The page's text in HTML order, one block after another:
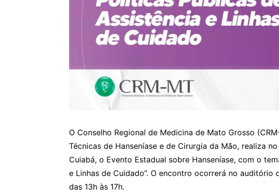
O Conselho Regional de Medicina de Mato Grosso
Técnicas de Hanseníase e de Cirurgia da Mão, realiza
Cuiabá, o Evento Estadual sobre Hanseníase, com o
e Linhas de Cuidado”. O encontro ocorrerá no auditório
das 13h às 17h.